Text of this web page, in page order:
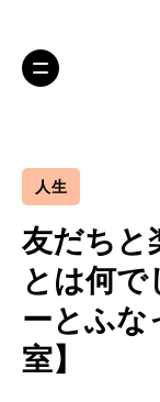
人生
友だちと
とは何で
ーとふな
室】